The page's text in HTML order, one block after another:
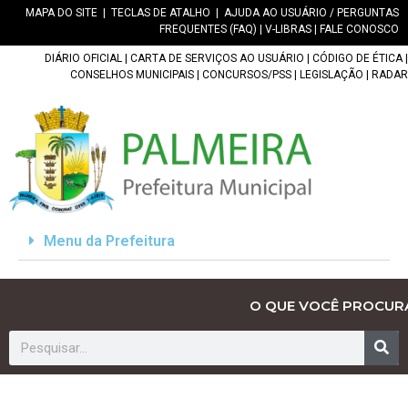
MAPA DO SITE TECLAS DE ATALHO
AJUDA AO USUÁRIO / PERGUNTAS
FREQUENTES (FAQ)
V-LIBRAS FALE CONOSCO
DIÁRIO OFICIAL CARTA DE SERVIÇOS AO USUÁRIO CÓDIGO DE ÉTICA|
CONSELHOS MUNICIPAIS
CONCURSOS/PSS LEGISLAÇÃO RADAR
Menu da Prefeitura
O QUE VOCÊ